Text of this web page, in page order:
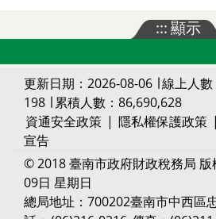
:::顯示
更新日期：2026-08-06 ∣ 線上人數
198 ∣ 累積人數：86,690,628
資通安全政策 | 隱私權保護政策 |
宣告
© 2018 臺南市政府財政稅務局 版
09日 星期日
總局地址：700202臺南市中西區